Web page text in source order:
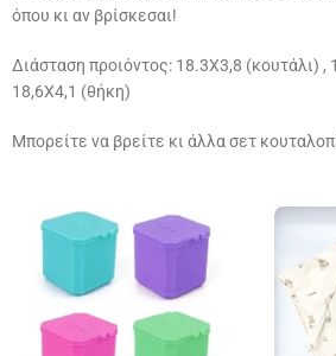
όπου κι αν βρίσκεσαι!
Διάσταση προιόντος: 18.3Χ3,8 (κουτάλι) ,
18,6Χ4,1 (θήκη)
Μπορείτε να βρείτε κι άλλα σετ